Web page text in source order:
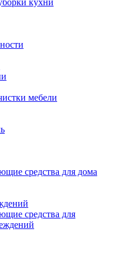
кухни
мебели
средства для дома
средства для